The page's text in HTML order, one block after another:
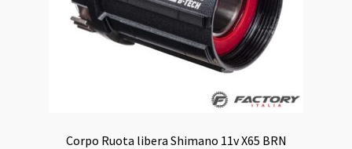
Corpo Ruota libera Shimano 11v X65 BRN